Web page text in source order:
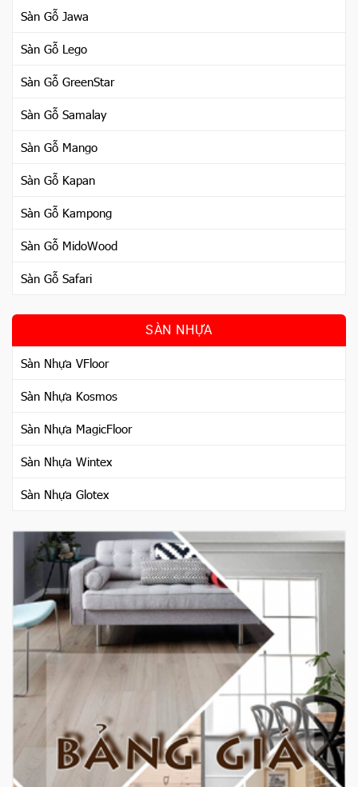
Sàn Gỗ Jawa
Sàn Gỗ Lego
Sàn Gỗ GreenStar
Sàn Gỗ Samalay
Sàn Gỗ Mango
Sàn Gỗ Kapan
Sàn Gỗ Kampong
Sàn Gỗ MidoWood
Sàn Gỗ Safari
SÀN NHỰA
Sàn Nhựa VFloor
Sàn Nhựa Kosmos
Sàn Nhựa MagicFloor
Sàn Nhựa Wintex
Sàn Nhựa Glotex